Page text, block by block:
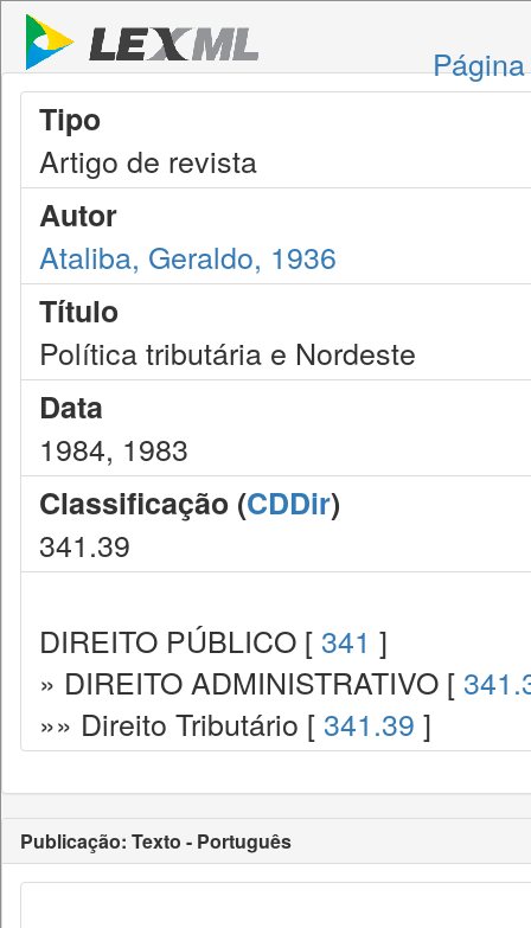
Tipo
Artigo de revista
Autor
Ataliba, Geraldo, 1936
Título
Política tributária e Nordeste
Data
1984, 1983
Classificação (CDDir)
341.39
DIREITO PÚBLICO [ 341 ]
» DIREITO ADMINISTRATIVO [
»» Direito Tributário [ 341.39 ]
Publicação: Texto - Português